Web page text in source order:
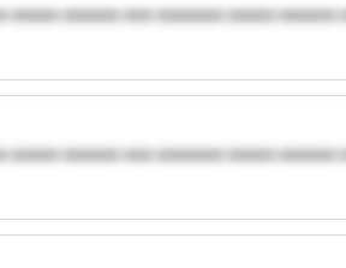
xxxxx xxxxxx xxx xxxxxxx xxxxx xxxxxx
xxxxx xxxxxx xxx xxxxxxx xxxxx xxxxxx